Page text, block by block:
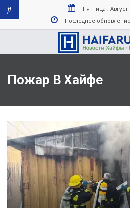
Пятница , Август
Последнее
Пожар В Хайфе